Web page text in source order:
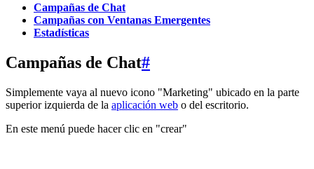
Campañas de Chat
Campañas con Ventanas Emergentes
Estadísticas
Campañas de Chat#
Simplemente vaya al nuevo icono "Marketing" ubicado en la parte
superior izquierda de la aplicación web o del escritorio.
En este menú puede hacer clic en "crear"